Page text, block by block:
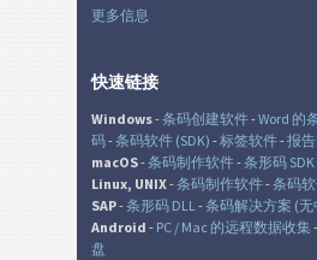
更多信息
快速链接
Windows-条码创建软件-Word 的
码-条码软件 (SDK) -标签软件-报告
macOS-条码制作软件-条形码 SDK
Linux, UNIX-条码制作软件-条码软
SAP-条形码 DLL-条码解决方案 (无
Android - PC / Mac 的远程数据收集-
盘